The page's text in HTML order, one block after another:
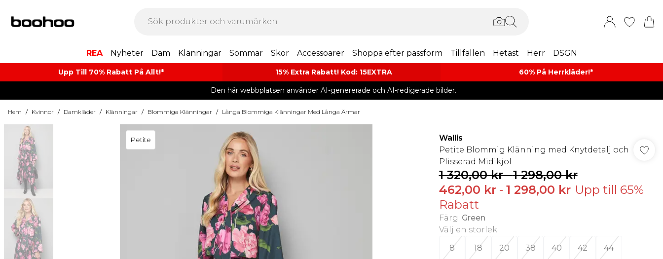
REA Nyheter Dam Klänningar Sommar Skor Accessoarer Shoppa efter passform Tillfällen Hetast Herr DSGN
Upp Till 70% Rabatt På Allt!* 15% Extra Rabatt! Kod: 15EXTRA 60% På Herrkläder!*​
Den här webbplatsen använder AI-genererade och AI-redigerade bilder.
Hem / Kvinnor / Damkläder / Klänningar / Blommiga Klänningar / Långa Blommiga Klänningar Med Långa Ärmar
Petite
Wallis
Petite Blommig Klänning med Knytdetalj och
Plisserad Midikjol
1 320,00 kr-1 298,00 kr
462,00 kr- 1 298,00 kr Upp till 65%
Rabatt
Färg: Green
Välj en storlek:
8
18 20 38 40 42 44